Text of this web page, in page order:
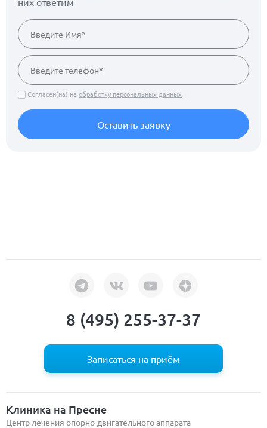
Согласен(на) на обработку персональных данных
Оставить заявку
8 (495) 255-37-37
Записаться на приём
Клиника на Пресне
Центр лечения опорно-двигательного аппарата